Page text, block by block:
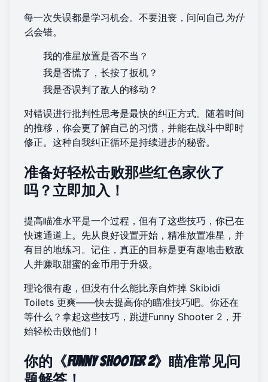
每一次失误都是学习机会。不要沮丧，问问自己 为什
么会错。
我的准星放置是否不当？
我是否慌了，长按了扳机？
我是否误判了敌人的移动？
对错误进行批判性思考是最快的纠正方式。随着时间
的推移，你会更了解自己的习惯，并能在战斗中即时
修正。这种自我纠正循环是持续进步的秘密。
准备好轻松击败那些红色家伙了
吗？立即加入！
提高瞄准水平是一个过程，但有了这些技巧，你已在
快速通道上。先从良好设置开始，精准放置准星，并
有目的地练习。记住，真正的目标是更有趣地击败敌
人并赚取甜蜜的金币用于升级。
理论很有趣，但没有什么能比亲自炸掉 Skibidi
Toilets 更爽——快去提高你的瞄准技巧吧。你还在
等什么？拿起这些技巧，跳进Funny Shooter 2 ，开
始轻松击败他们！
你的《Funny Shooter 2》瞄准常见问